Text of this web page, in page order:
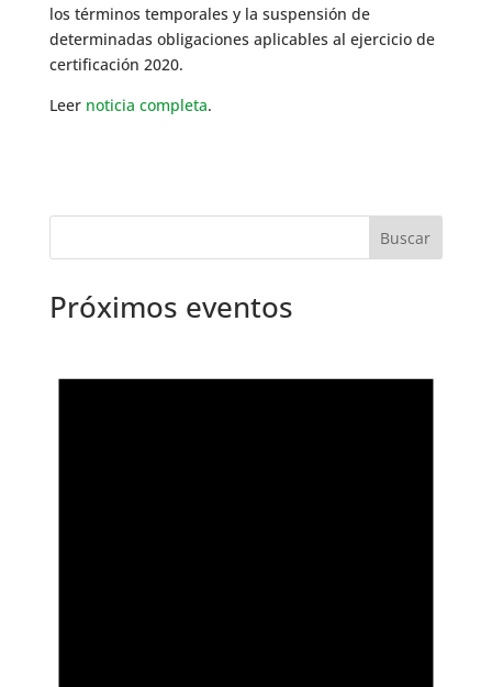
los términos temporales y la suspensión de
determinadas obligaciones aplicables al ejercicio de
certificación 2020.
Leer noticia completa.
Próximos eventos